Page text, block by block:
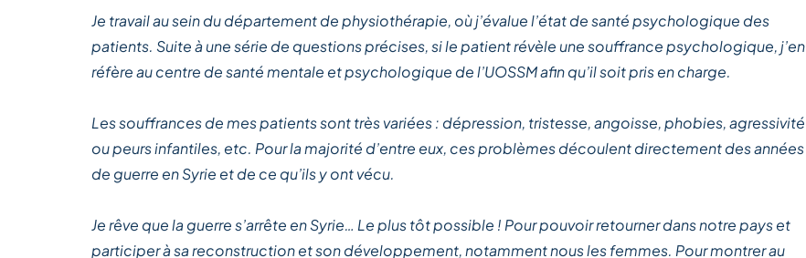
Je travail au sein du département de physiothérapie, où j’évalue l’état de santé psychologique des
patients. Suite à une série de questions précises, si le patient révèle une souffrance psychologique, j’en
réfère au centre de santé mentale et psychologique de l’UOSSM afin qu’il soit pris en charge.
Les souffrances de mes patients sont très variées : dépression, tristesse, angoisse, phobies, agressivité
ou peurs infantiles, etc. Pour la majorité d’entre eux, ces problèmes découlent directement des années
de guerre en Syrie et de ce qu’ils y ont vécu.
Je rêve que la guerre s’arrête en Syrie… Le plus tôt possible ! Pour pouvoir retourner dans notre pays et
participer à sa reconstruction et son développement, notamment nous les femmes. Pour montrer au